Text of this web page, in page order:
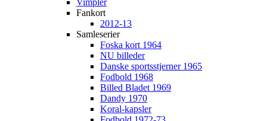
Vimpler
Fankort
2012-13
Samleserier
Foska kort 1964
NU billeder
Danske sportsstjerner 1965
Fodbold 1968
Billed Bladet 1969
Dandy 1970
Koral-kapsler